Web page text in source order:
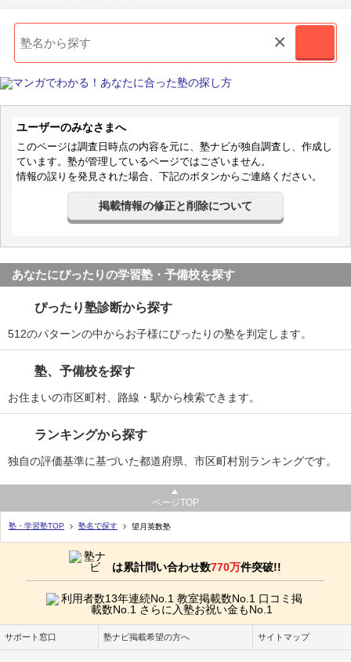
×
ユーザーのみなさまへ
このページは調査日時点の内容を元に、塾ナビが独自調査し、作成し
ています。塾が管理しているページではございません。
情報の誤りを発見された場合、下記のボタンからご連絡ください。
掲載情報の修正と削除について
あなたにぴったりの学習塾・予備校を探す
ぴったり塾診断から探す
512のパターンの中からお子様にぴったりの塾を判定します。
塾、予備校を探す
お住まいの市区町村、路線・駅から検索できます。
ランキングから探す
独自の評価基準に基づいた都道府県、市区町村別ランキングです。
ページTOP
塾・学習塾TOP 塾名で探す 望月英数塾
は累計問い合わせ数770万件突破!!
サポート窓口 塾ナビ掲載希望の方へ サイトマップ